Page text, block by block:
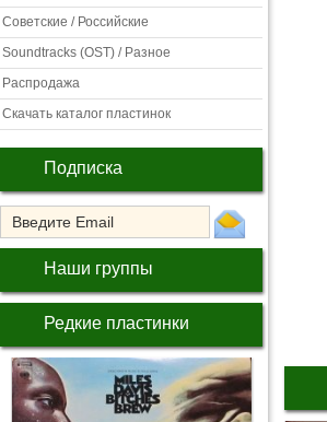
Советские / Российские
Soundtracks (OST) / Разное
Распродажа
Скачать каталог пластинок
Подписка
Наши группы
Редкие пластинки